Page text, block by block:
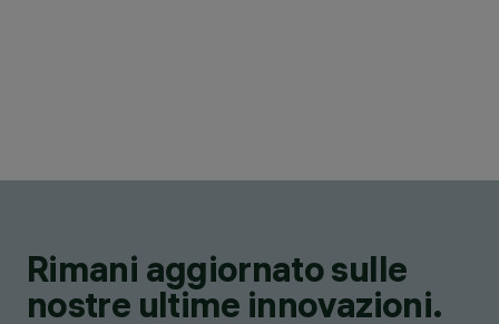
Rimani aggiornato sulle
nostre ultime innovazioni.